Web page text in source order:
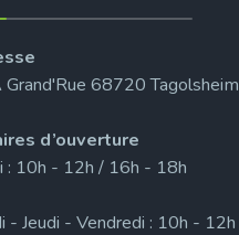
68720 Tagolsheim
d’ouverture
: 10h - 12h / 16h - 18h
- Jeudi - Vendredi : 10h - 12h